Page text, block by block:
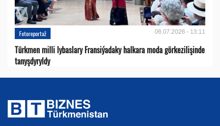
Fotoreportaž 06.07.2026 - 13:11
Türkmen milli lybaslary Fransiýadaky halkara moda görkezilişinde
tanyşdyryldy